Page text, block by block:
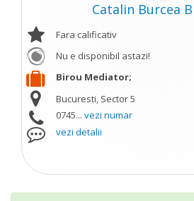
Catalin Burcea
Fara calificativ
Nu e disponibil astazi!
Birou Mediator;
Bucuresti, Sector 5
0745... vezi numar
vezi detalii